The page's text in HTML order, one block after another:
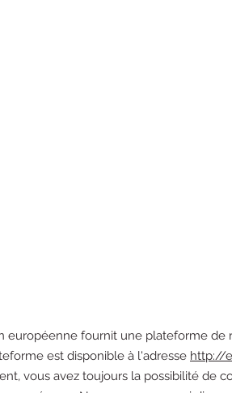
européenne fournit une plateforme
est disponible à l'adresse http://
vous avez toujours la possibilité de